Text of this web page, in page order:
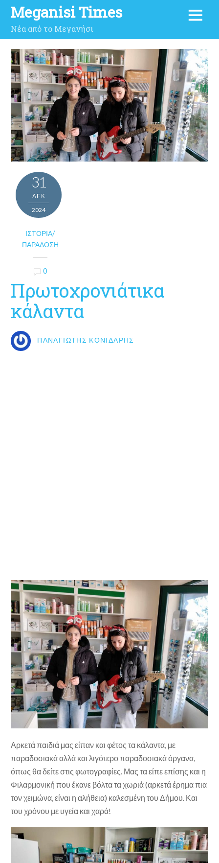
Meganisi Times
Νέα από το Μεγανήσι
31
ΔΕΚ
2024
ΙΣΤΟΡΊΑ/
ΠΑΡΆΔΟΣΗ
0
Πρωτοχρονιάτικα
κάλαντα
ΠΑΝΑΓΙΏΤΗΣ ΚΟΝΙΔΆΡΗΣ
Αρκετά παιδιά μας είπαν και φέτος τα κάλαντα, με
παραδοσιακά αλλά και λιγότερο παραδοσιακά όργανα,
όπως θα δείτε στις φωτογραφίες. Μας τα είπε επίσης και η
Φιλαρμονική που έκανε βόλτα τα χωριά (αρκετά έρημα πια
τον χειμώνα, είναι η αλήθεια) καλεσμένη του Δήμου. Και
του χρόνου με υγεία και χαρά!